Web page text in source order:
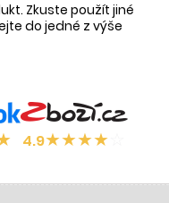
Zkuste použít jiné
do jedné z výše
4.9★★★★